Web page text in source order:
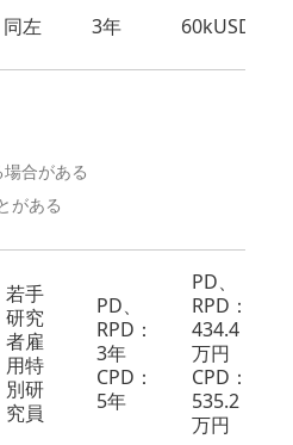
同左 3年 60kUSD
場合がある
がある
若手
研究
者雇
用特
別研
究員
PD、
RPD：
3年
CPD：
5年
PD、
RPD：
434.4
万円
CPD：
535.2
万円